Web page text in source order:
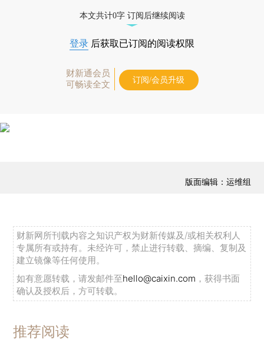
本文共计0字 订阅后继续阅读
登录 后获取已订阅的阅读权限
财新通会员
可畅读全文
订阅/会员升级
版面编辑：运维组
财新网所刊载内容之知识产权为财新传媒及/或相关权利人
专属所有或持有。未经许可，禁止进行转载、摘编、复制及
建立镜像等任何使用。
如有意愿转载，请发邮件至hello@caixin.com ，获得书面
确认及授权后，方可转载。
推荐阅读